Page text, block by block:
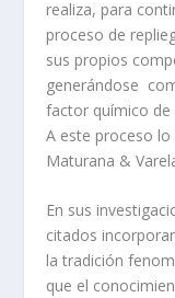
realiza, para
proceso de
sus propios
generándose
factor químico
A este proceso lo
Maturana &
En sus
citados
la tradición
que el